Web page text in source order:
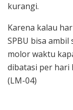
kurangi.
Karena kalau
SPBU bisa
molor waktu
dibatasi per hari
(LM-04)